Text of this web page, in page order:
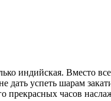
индийская. Вместо
успеть шарам
прекрасных часов